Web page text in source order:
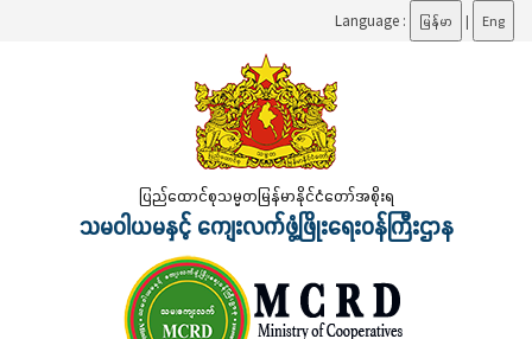
Language : မြန်မာ | Eng
ပြည်ထောင်စုသမ္မတမြန်မာနိုင်ငံတော်အစိုးရ
သမဝါယမနှင့် ကျေးလက်ဖွံ့ဖြိုးရေးဝန်ကြီးဌာန